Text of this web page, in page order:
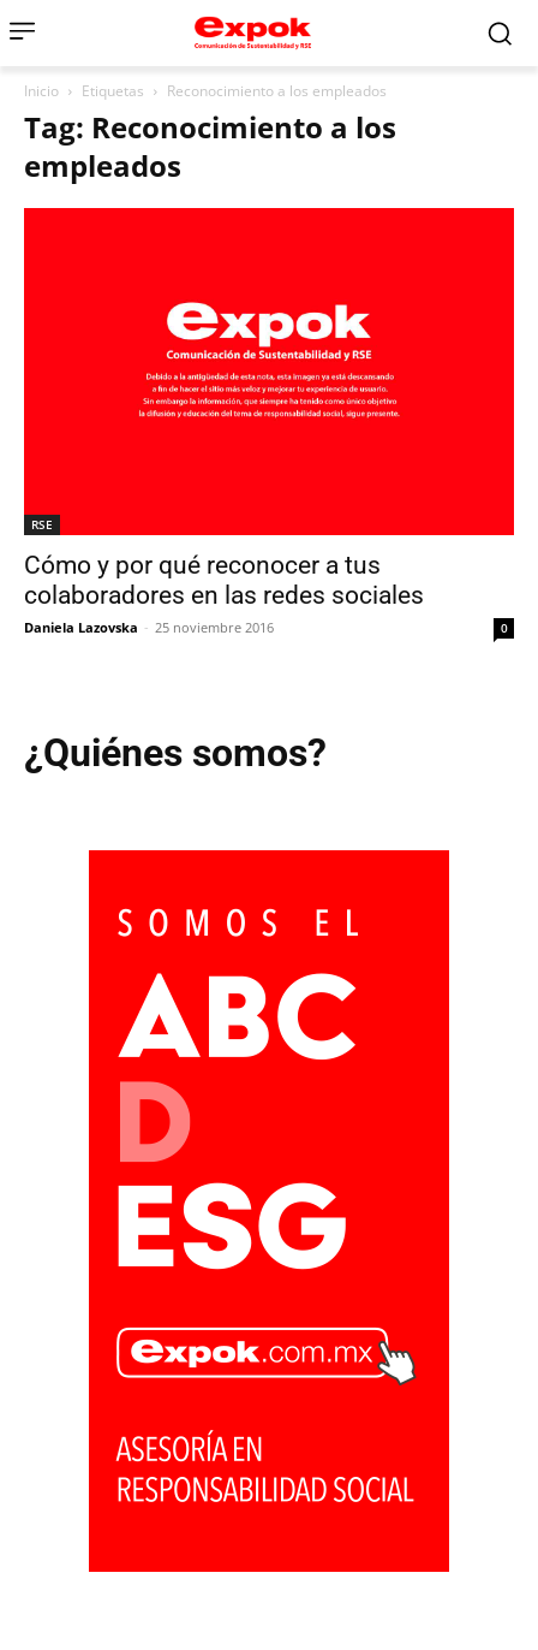
Inicio Etiquetas Reconocimiento a los empleados
Tag: Reconocimiento a los
empleados
RSE
Cómo y por qué reconocer a tus
colaboradores en las redes sociales
Daniela Lazovska - 25 noviembre 2016 0
¿Quiénes somos?